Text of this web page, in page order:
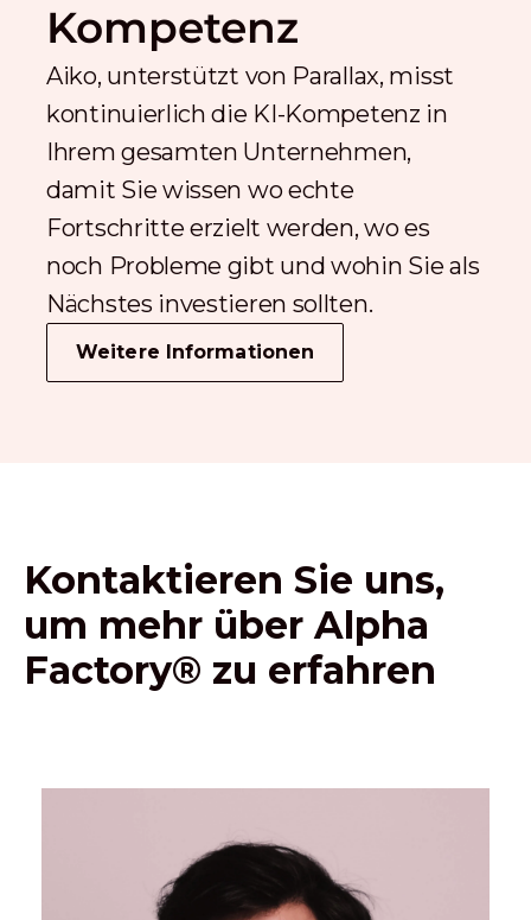
Kompetenz
Aiko, unterstützt von Parallax, misst
kontinuierlich die KI-Kompetenz in
Ihrem gesamten Unternehmen,
damit Sie wissen wo echte
Fortschritte erzielt werden, wo es
noch Probleme gibt und wohin Sie als
Nächstes investieren sollten.
Weitere Informationen
Kontaktieren Sie uns,
um mehr über Alpha
Factory® zu erfahren